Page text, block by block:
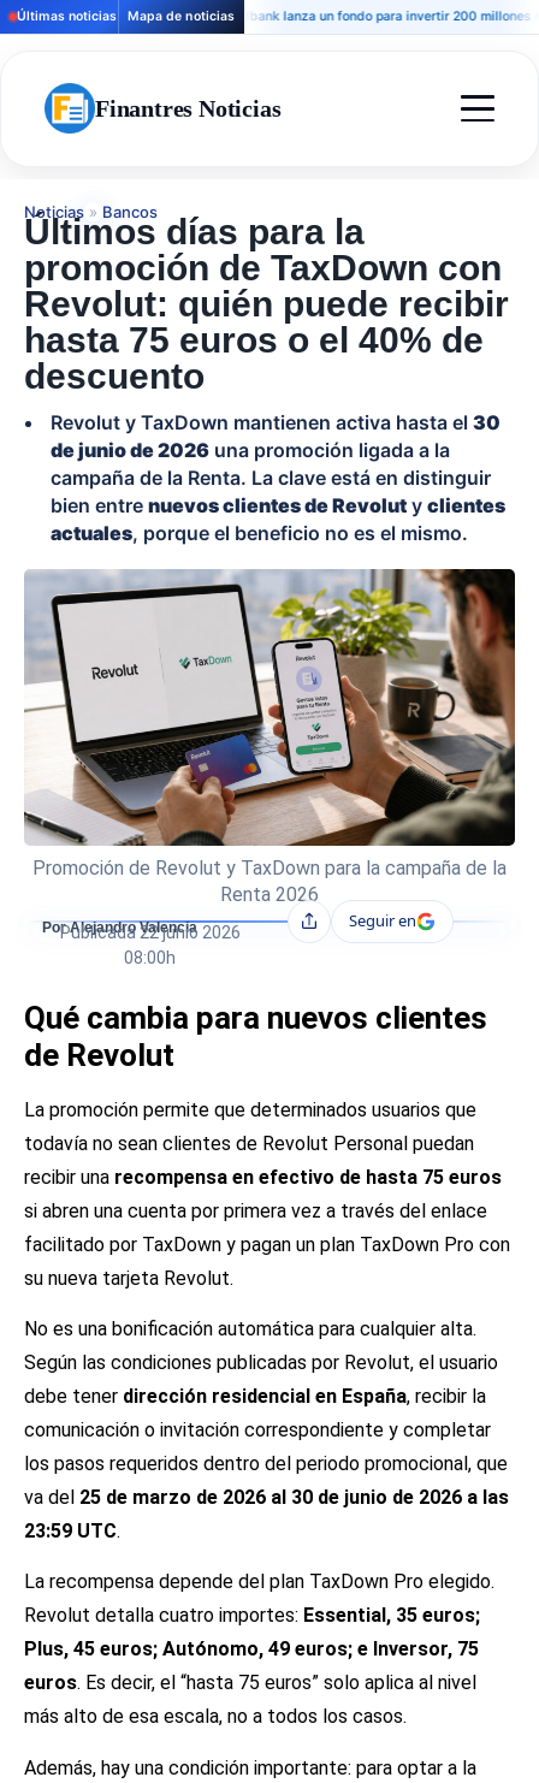
Últimas noticias Mapa de noticiasAndbank lanza un fondo para invertir 200 millones en
Finantres Noticias
Noticias » Bancos
Últimos días para la
promoción de TaxDown con
Revolut: quién puede recibir
hasta 75 euros o el 40% de
descuento
Revolut y TaxDown mantienen activa hasta el 30
de junio de 2026 una promoción ligada a la
campaña de la Renta. La clave está en distinguir
bien entre nuevos clientes de Revolut y clientes
actuales, porque el beneficio no es el mismo.
Promoción de Revolut y TaxDown para la campaña de la
Renta 2026
Por Alejandro Valencia
Publicada 22 junio 2026
08:00h
CompartirSeguir en
Qué cambia para nuevos clientes
de Revolut
La promoción permite que determinados usuarios que
todavía no sean clientes de Revolut Personal puedan
recibir una recompensa en efectivo de hasta 75 euros
si abren una cuenta por primera vez a través del enlace
facilitado por TaxDown y pagan un plan TaxDown Pro con
su nueva tarjeta Revolut.
No es una bonificación automática para cualquier alta.
Según las condiciones publicadas por Revolut, el usuario
debe tener dirección residencial en España, recibir la
comunicación o invitación correspondiente y completar
los pasos requeridos dentro del periodo promocional, que
va del 25 de marzo de 2026 al 30 de junio de 2026 a las
23:59 UTC.
La recompensa depende del plan TaxDown Pro elegido.
Revolut detalla cuatro importes: Essential, 35 euros;
Plus, 45 euros; Autónomo, 49 euros; e Inversor, 75
euros. Es decir, el “hasta 75 euros” solo aplica al nivel
más alto de esa escala, no a todos los casos.
Además, hay una condición importante: para optar a la